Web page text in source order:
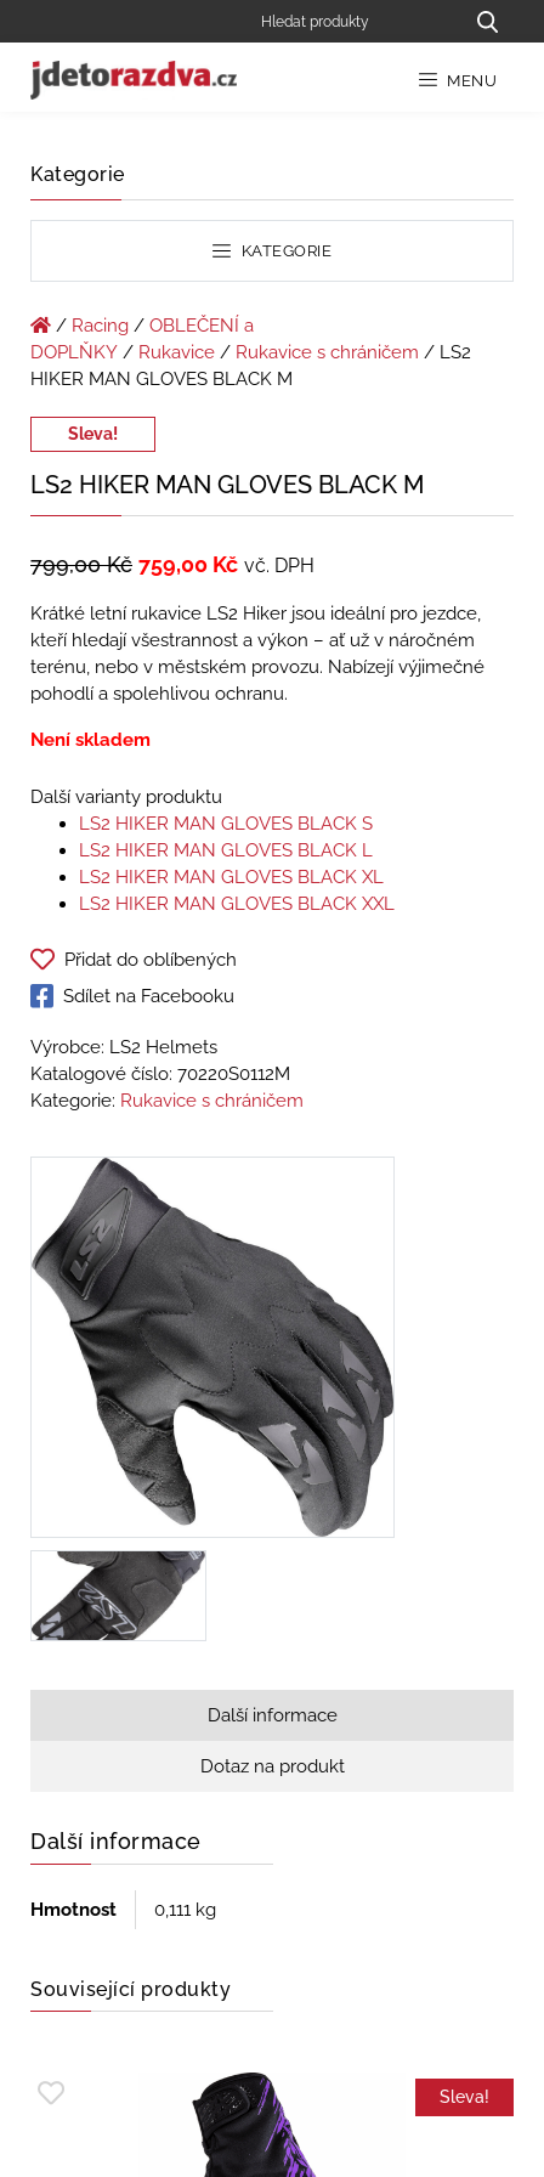
MENU
Kategorie
KATEGORIE
/ Racing / OBLEČENÍ a
DOPLŇKY / Rukavice / Rukavice s chráničem / LS2
HIKER MAN GLOVES BLACK M
Sleva!
LS2 HIKER MAN GLOVES BLACK M
799,00Kč 759,00 Kč vč. DPH
Krátké letní rukavice LS2 Hiker jsou ideální pro jezdce,
kteří hledají všestrannost a výkon – ať už v náročném
terénu, nebo v městském provozu. Nabízejí výjimečné
pohodlí a spolehlivou ochranu.
Není skladem
Další varianty produktu
LS2 HIKER MAN GLOVES BLACK S
LS2 HIKER MAN GLOVES BLACK L
LS2 HIKER MAN GLOVES BLACK XL
LS2 HIKER MAN GLOVES BLACK XXL
Přidat do oblíbených
Sdílet na Facebooku
Výrobce: LS2 Helmets
Katalogové číslo: 70220S0112M
Kategorie: Rukavice s chráničem
Další informace
Dotaz na produkt
Další informace
Hmotnost 0,111 kg
Související produkty
Sleva!